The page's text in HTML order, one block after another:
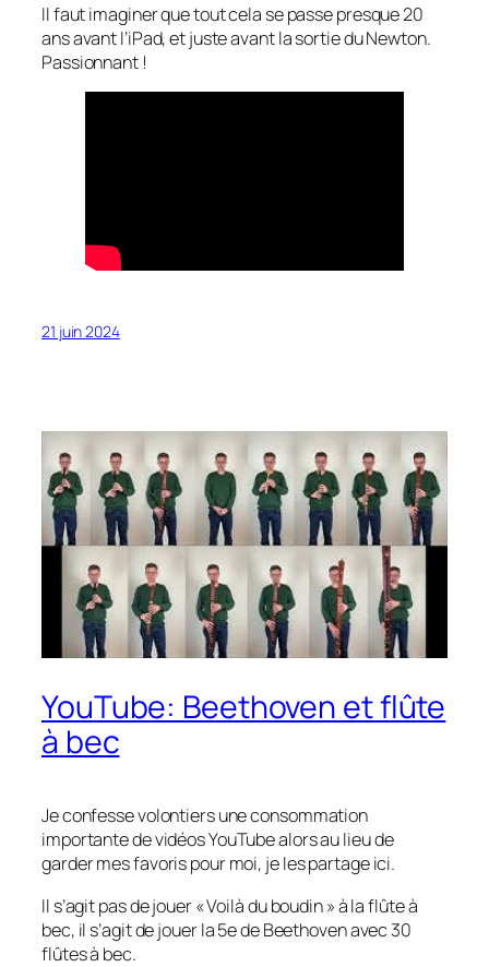
Il faut imaginer que tout cela se passe presque 20
ans avant l’iPad, et juste avant la sortie du Newton.
Passionnant !
21 juin 2024
YouTube: Beethoven et flûte
à bec
Je confesse volontiers une consommation
importante de vidéos YouTube alors au lieu de
garder mes favoris pour moi, je les partage ici.
Il s’agit pas de jouer « Voilà du boudin » à la flûte à
bec, il s’agit de jouer la 5e de Beethoven avec 30
flûtes à bec.